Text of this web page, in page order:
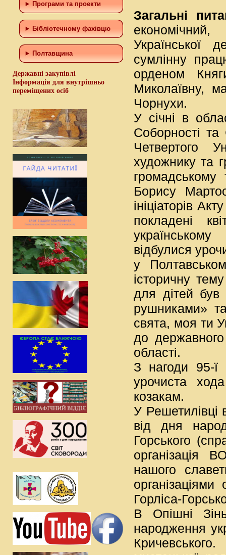
Програми та проекти
Бiблiотечному фахiвцю
Полтавщина
Державні закупівлі
Інформація для внутрішньо
переміщених осіб
Загальні
економічний,
Української
сумлінну
орденом
Миколаївну,
Чорнухи.
У січні в
Соборності та
Четвертого
художнику та
громадському
Борису
ініціаторів
покладені
відбулися
у
історичну
для дітей був
рушниками»
свята, моя ти
до
області.
З нагоди 95-ї
урочиста
козакам.
У Решетилівці
від дня
Горського
організація
нашого
Горліса-
В Опішні
народження